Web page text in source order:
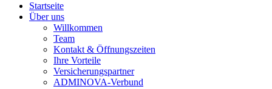
Startseite
Über uns
Willkommen
Team
Kontakt & Öffnungszeiten
Ihre Vorteile
Versicherungspartner
ADMINOVA-Verbund